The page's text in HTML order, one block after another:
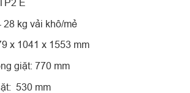
E
28 kg vải khô/mẻ
x 1041 x 1553 mm
giặt: 770 mm
530 mm